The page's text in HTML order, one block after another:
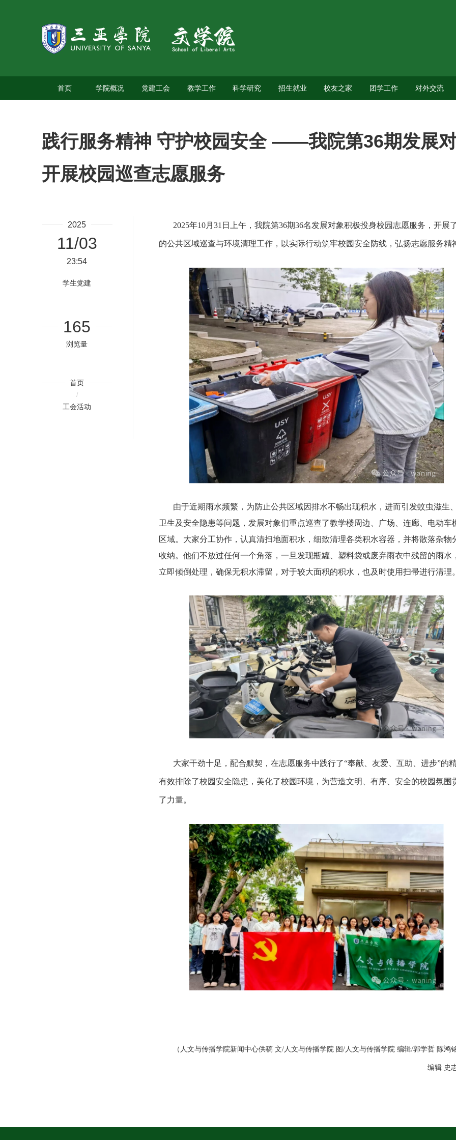
首页 学院概况 党建工会 教学工作 科学研究 招生就业 校友之家 团学工作 对外交流
践行服务精神 守护校园安全 ——我院第36期发展
开展校园巡查志愿服务
2025
11/03
23:54
学生党建
165
浏览量
首页
/
工会活动
2025年10月 31 日上午，我院第36期36名发展对象积极投身校园志愿服务，开展
的公共区域巡查与环境清理工作，以实际行动筑牢校园安全防线，弘扬志愿服务精
由于近期雨水频繁，为防止公共区域因排水不畅出现积水，进而引发蚊虫滋生
卫生及安全隐患等问题，发展对象们重点巡查了教学楼周边、广场、连廊、电动车
区域。大家分工协作，认真清扫地面积水，细致清理各类积水容器，并将散落杂物
收纳。他们不放过任何一个角落，一旦发现瓶罐、塑料袋或废弃雨衣中残留的雨水
立即倾倒处理，确保无积水滞留，对于较大面积的积水，也及时使用扫帚进行清理。
大家干劲十足，配合默契，在志愿服务中践行了“奉献、友爱、互助、进步”的
有效排除了校园安全隐患，美化了校园环境，为营造文明、有序、安全的校园氛围
了力量。
（人文与传播学院新闻中心供稿 文/人文与传播学院 图/人文与传播学院 编辑/郭学哲 陈鸿
编辑 史